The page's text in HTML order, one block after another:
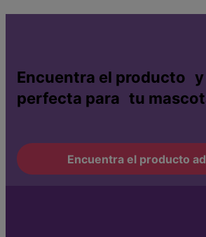
Encuentra el producto y
perfecta para tu
Encuentra el producto